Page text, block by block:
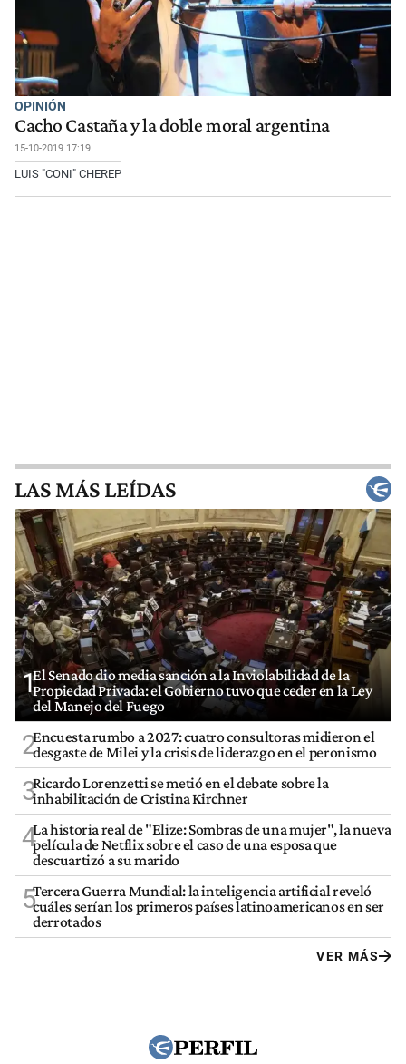
OPINIÓN
Cacho Castaña y la doble moral argentina
15-10-2019 17:19
LUIS "CONI" CHEREP
LAS MÁS LEÍDAS
1El Senado dio media sanción a la Inviolabilidad de la
Propiedad Privada: el Gobierno tuvo que ceder en la Ley
del Manejo del Fuego
2Encuesta rumbo a 2027: cuatro consultoras midieron el
desgaste de Milei y la crisis de liderazgo en el peronismo
3Ricardo Lorenzetti se metió en el debate sobre la
inhabilitación de Cristina Kirchner
4La historia real de "Elize: Sombras de una mujer", la nueva
película de Netflix sobre el caso de una esposa que
descuartizó a su marido
5Tercera Guerra Mundial: la inteligencia artificial reveló
cuáles serían los primeros países latinoamericanos en ser
derrotados
VER MÁS